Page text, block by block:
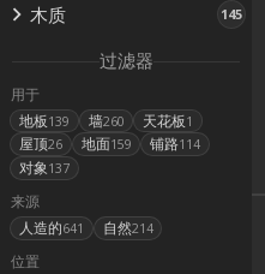
木质 145
过滤器
用于
地板139 墙260 天花板1
屋顶26 地面159 铺路114
对象137
来源
人造的641 自然214
位置